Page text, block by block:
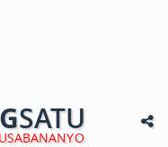
SATU